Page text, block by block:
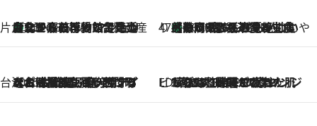
片倉真理のときめく台湾土産
2026.8.5
台北からちょっと足を延ばして嘉義へ！ マジョリカタイルの博物館で見つけたレトロ可愛い台湾土産 47都道府県の手みやげ ひんやりスイーツで夏を満喫
2026.8.5
【静岡県】この夏絶対食べたい 冷やしておいしいおやつ3選 お茶香る生食感のふるふるゼリー
台湾ぶらぶら食べ歩き
2026.8.4
【台湾夏旅】買い物するなら“台湾の原宿”西門町へ！ お土産も自分用アイテムも揃うショッピングスポット8選 ビューティいいもの集め EDITORS' BEST
2026.8.3
“落とす”時間が“癒やし”に。THREEのクレンジングは、酷暑で疲れた肌も心も整えてくれる！